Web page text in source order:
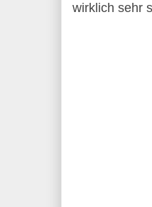
wirklich sehr